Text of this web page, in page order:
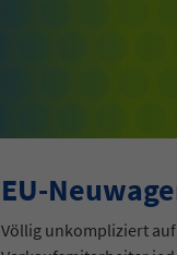
EU-
Völlig unkompliziert